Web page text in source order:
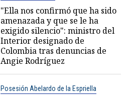
"Ella nos confirmó que ha sido
amenazada y que se le ha
exigido silencio": ministro del
Interior designado de
Colombia tras denuncias de
Angie Rodríguez
Posesión Abelardo de la Espriella